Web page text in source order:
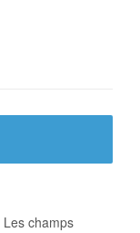
Les champs